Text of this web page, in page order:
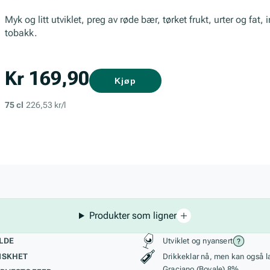
Myk og litt utviklet, preg av røde bær, tørket frukt, urter og fat,
tobakk.
Kr 169,90
75 cl 226,53 kr/l
Kjøp
Produkter som ligner
Stil, lagring og
Utviklet og nyansert
Drikkeklar nå, men kan også